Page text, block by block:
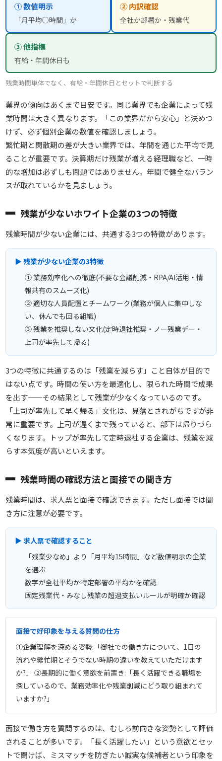
① 数値明示
「月平均○時間」か
② 内訳確認
全社か部署か・残業代
③ 他指標
有給・年間休日も
残業時間単体でなく、有給・年間休日とセットで判断する
業界の傾向はあくまで目安です。同じ業界でも企業によって残
業時間は大きく異なります。「この業界だから安心」と決めつ
けず、必ず個別企業の数値を確認しましょう。
繁忙期と閑散期の差が大きい業界では、年間を通じた平均で見
ることが重要です。決算期だけ残業が増える経理職など、一時
的な増加は必ずしも問題ではありません。年間で健全なバラン
スが取れているかを見ましょう。
残業が少ないホワイト企業の3つの特徴
残業時間が少ない企業には、共通する3つの特徴があります。
▶ 残業が少ない企業の3特徴
① 業務効率化への徹底(不要な会議削減・RPA/AI活用・情
報共有のスムーズ化)
② 適切な人員配置とチームワーク(業務が個人に集中しな
い、休んでも回る組織)
③ 残業を推奨しない文化(定時退社推奨・ノー残業デー・
上司が率先して帰る)
3つの特徴に共通するのは「残業を減らす」こと自体が目的で
はない点です。時間の使い方を最適化し、限られた時間で成果
を出す——その結果として残業が少なくなっているのです。
「上司が率先して早く帰る」文化は、見落とされがちですが非
常に重要です。上司が遅くまで残っていると、部下は帰りづら
くなります。トップが率先して定時退社する企業は、残業を減
らす本気度が高いといえます。
残業時間の確認方法と面接での聞き方
残業時間は、求人票と面接で確認できます。ただし面接では聞
き方に注意が必要です。
▶ 求人票で確認すること
「残業少なめ」より「月平均15時間」など数値明示の企業
を選ぶ
数字が全社平均か特定部署の平均かを確認
固定残業代・みなし残業の超過支払いルールが明確か確認
面接で好印象を与える質問の仕方
①企業理解を深める姿勢:「御社での働き方について、1日の
流れや繁忙期とそうでない時期の違いを教えていただけます
か?」 ②長期的に働く意欲を前置き:「長く活躍できる職場を
探しているので、業務効率化や残業削減にどう取り組まれて
いますか?」
面接で働き方を質問するのは、むしろ前向きな姿勢として評価
されることが多いです。「長く活躍したい」という意欲とセッ
トで聞けば、ミスマッチを防ぎたい誠実な候補者という印象を